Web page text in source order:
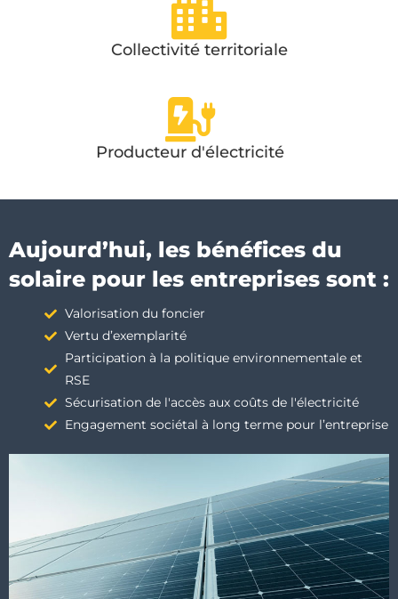
Collectivité territoriale
Producteur d'électricité
Aujourd’hui, les bénéfices du
solaire pour les entreprises sont :
Valorisation du foncier
Vertu d’exemplarité
Participation à la politique environnementale et
RSE
Sécurisation de l'accès aux coûts de l'électricité
Engagement sociétal à long terme pour l’entreprise